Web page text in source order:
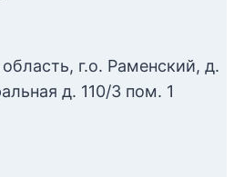
г.о. Раменский, д.
д. 110/3 пом. 1